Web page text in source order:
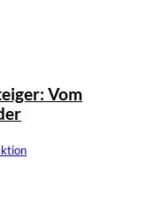
Vom